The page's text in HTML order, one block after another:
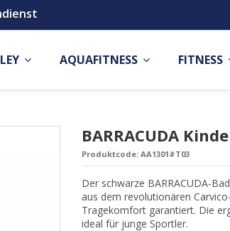
AQUAFITNESS FITNESS
BARRACUDA
Produktcode: AA1301#T03
Der schwarze BARRACUDA-
aus dem revolutionären
Tragekomfort garantiert. Die
ideal für junge Sportler.